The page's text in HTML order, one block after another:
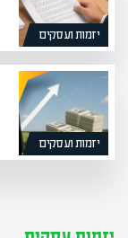
יזמות ועסקים
יזמות ועסקים